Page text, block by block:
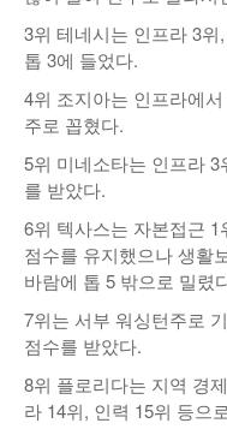
3위 테네시는 인프라 3
톱 3에 들었다.
4위 조지아는 인프라에
주로 꼽혔다.
5위 미네소타는 인프라
를 받았다.
6위 텍사스는 자본접근
점수를 유지했으나 생활
바람에 톱 5 밖으로 밀렸
7위는 서부 워싱턴주로
점수를 받았다.
8위 플로리다는 지역 경
라 14위, 인력 15위 등으